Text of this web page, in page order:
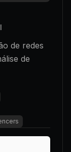
de redes
de